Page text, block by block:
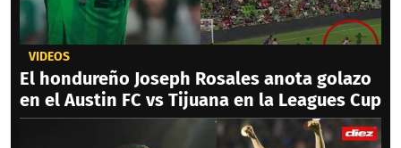
VIDEOS
El hondureño Joseph Rosales anota golazo
en el Austin FC vs Tijuana en la Leagues Cup